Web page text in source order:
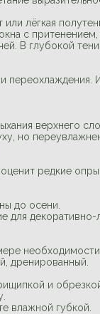
лёгкая
с
В глубокой тени
переохлаждения.
верхнего
но
редкие
до осени.
для
дренированный.
и
влажной губкой.